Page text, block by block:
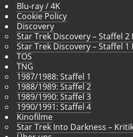
Blu-ray / 4K
Cookie Policy
Discovery
Star Trek Discovery – Staffel
Star Trek Discovery – Staffel
TOS
TNG
1987/1988: Staffel 1
1988/1989: Staffel 2
1989/1990: Staffel 3
1990/1991: Staffel 4
Kinofilme
Star Trek Into Darkness –